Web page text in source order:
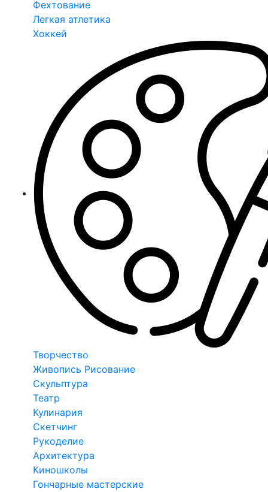
Фехтование
Легкая атлетика
Хоккей
Творчество
Живопись Рисование
Скульптура
Театр
Кулинария
Скетчинг
Рукоделие
Архитектура
Киношколы
Гончарные мастерские